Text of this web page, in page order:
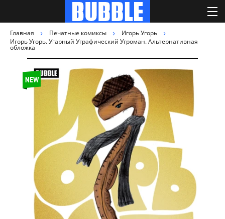
Главная Печатные комиксы
Игорь Угорь
Игорь Угорь. Угарный Уграфический Угроман. Альтернативная
обложка
NEW